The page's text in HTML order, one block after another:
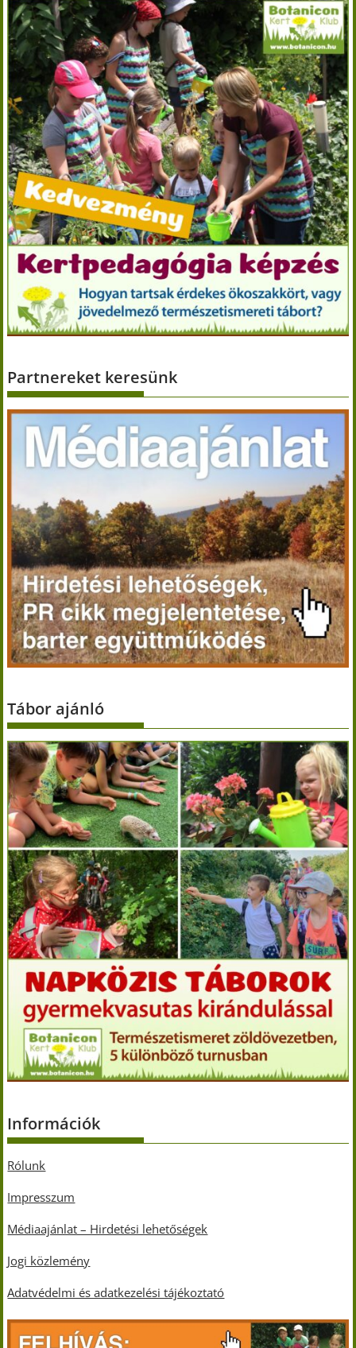
Partnereket keresünk
Tábor ajánló
Információk
Rólunk
Impresszum
Médiaajánlat – Hirdetési lehetőségek
Jogi közlemény
Adatvédelmi és adatkezelési tájékoztató